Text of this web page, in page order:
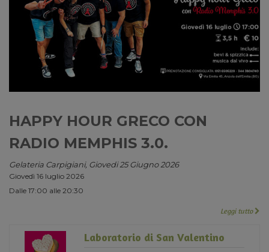
HAPPY HOUR GRECO CON
RADIO MEMPHIS 3.0.
Gelateria Carpigiani, Giovedi 25 Giugno 2026
Giovedì 16 luglio 2026
Dalle 17:00 alle 20:30
Leggi tutto
Laboratorio di San Valentino